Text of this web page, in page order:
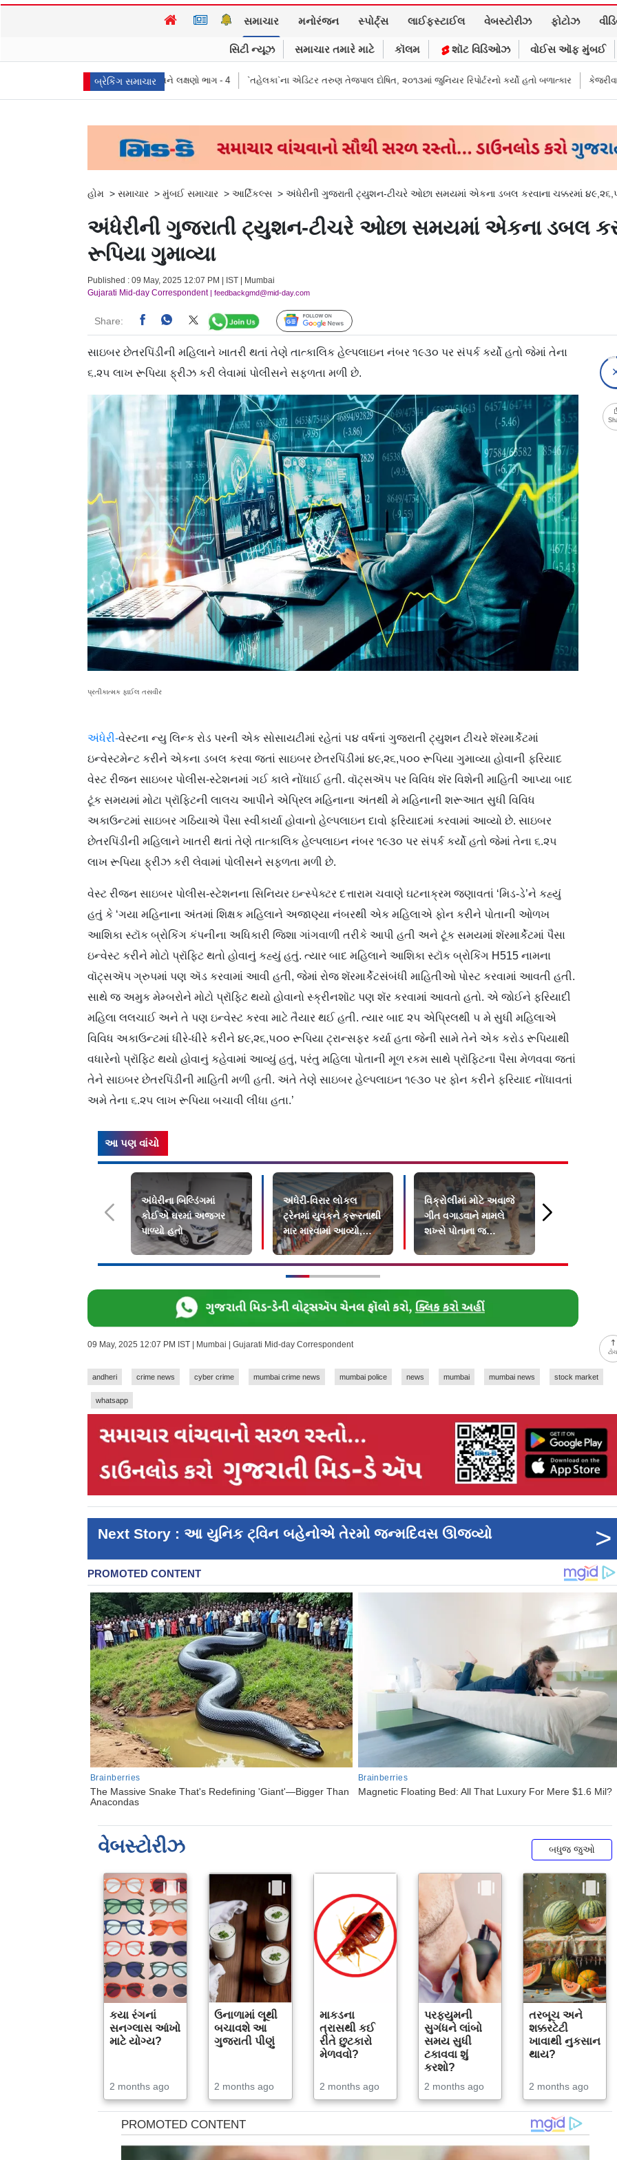
સમાચાર મનોરંજન સ્પોર્ટ્સ લાઈફસ્ટાઈલ વેબસ્ટોરીઝ ફોટોઝ
સિટી ન્યૂઝ સમાચાર તમારે માટે કૉલમ શૉટ વિડિઓઝ વોઈસ ઑફ મુંબઈ
બ્રેકિંગ સમાચાર
પ્રતીકો, પ્રભાવ, અને લક્ષણો ભાગ - 4 `તહેલકા`ના એડિટર તરુણ તેજપાલ દોષિત, ૨૦૧૩માં જુનિયર રિપોર્ટરનો કર્યો હતો બળાત્કાર કેજરીવાલનું ઇન્સ્ટાગ્રામ
હોમ > સમાચાર > મુંબઈ સમાચાર > આર્ટિકલ્સ > અંધેરીની ગુજરાતી ટ્યુશન-ટીચરે ઓછા સમયમાં એકના ડબલ કરવાના ચક્કરમાં
અંધેરીની ગુજરાતી ટ્યુશન-ટીચરે ઓછા સમયમાં એકના ડબલ
રૂપિયા ગુમાવ્યા
Published : 09 May, 2025 12:07 PM | IST | Mumbai
Gujarati Mid-day Correspondent| feedbackgmd@mid-day.com
Share: Follow Us
ટોચ
સાઇબર છેતરપિંડીની મહિલાને ખાતરી થતાં તેણે તાત્કાલિક હેલ્પલાઇન નંબર ૧૯૩૦ પર સંપર્ક કર્યો હતો જેમાં તેના
૬.૨૫ લાખ રૂપિયા ફ્રીઝ કરી લેવામાં પોલીસને સફળતા મળી છે.
પ્રતીકાત્મક ફાઈલ તસવીર
અંધેરી-વેસ્ટના ન્યુ લિન્ક રોડ પરની એક સોસાયટીમાં રહેતાં ૫૪ વર્ષનાં ગુજરાતી ટ્યુશન ટીચરે શૅરમાર્કેટમાં
ઇન્વેસ્ટમેન્ટ કરીને એકના ડબલ કરવા જતાં સાઇબર છેતરપિંડીમાં ૪૯,૨૬,૫૦૦ રૂપિયા ગુમાવ્યા હોવાની ફરિયાદ
વેસ્ટ રીજન સાઇબર પોલીસ-સ્ટેશનમાં ગઈ કાલે નોંધાઈ હતી. વૉટ્સઍપ પર વિવિધ શૅર વિશેની માહિતી આપ્યા બાદ
ટૂંક સમયમાં મોટા પ્રૉફિટની લાલચ આપીને એપ્રિલ મહિનાના અંતથી મે મહિનાની શરૂઆત સુધી વિવિધ
અકાઉન્ટમાં સાઇબર ગઠિયાએ પૈસા સ્વીકાર્યા હોવાનો હેલ્પલાઇન દાવો ફરિયાદમાં કરવામાં આવ્યો છે. સાઇબર
છેતરપિંડીની મહિલાને ખાતરી થતાં તેણે તાત્કાલિક હેલ્પલાઇન નંબર ૧૯૩૦ પર સંપર્ક કર્યો હતો જેમાં તેના ૬.૨૫
લાખ રૂપિયા ફ્રીઝ કરી લેવામાં પોલીસને સફળતા મળી છે.
વેસ્ટ રીજન સાઇબર પોલીસ-સ્ટેશનના સિનિયર ઇન્સ્પેક્ટર દત્તારામ ચવાણે ઘટનાક્રમ જણાવતાં ‘મિડ-ડે’ને કહ્યું
હતું કે ‘ગયા મહિનાના અંતમાં શિક્ષક મહિલાને અજાણ્યા નંબરથી એક મહિલાએ ફોન કરીને પોતાની ઓળખ
આશિકા સ્ટૉક બ્રોકિંગ કંપનીના અધિકારી જિશા ગાંગવાળી તરીકે આપી હતી અને ટૂંક સમયમાં શૅરમાર્કેટમાં પૈસા
ઇન્વેસ્ટ કરીને મોટો પ્રૉફિટ થતો હોવાનું કહ્યું હતું. ત્યાર બાદ મહિલાને આશિકા સ્ટૉક બ્રોકિંગ H515 નામના
વૉટ્સઍપ ગ્રુપમાં પણ ઍડ કરવામાં આવી હતી, જેમાં રોજ શૅરમાર્કેટસંબંધી માહિતીઓ પોસ્ટ કરવામાં આવતી હતી.
સાથે જ અમુક મેમ્બરોને મોટો પ્રૉફિટ થયો હોવાનો સ્ક્રીનશૉટ પણ શૅર કરવામાં આવતો હતો. એ જોઈને ફરિયાદી
મહિલા લલચાઈ અને તે પણ ઇન્વેસ્ટ કરવા માટે તૈયાર થઈ હતી. ત્યાર બાદ ૨૫ એપ્રિલથી ૫ મે સુધી મહિલાએ
વિવિધ અકાઉન્ટમાં ધીરે-ધીરે કરીને ૪૯,૨૬,૫૦૦ રૂપિયા ટ્રાન્સફર કર્યા હતા જેની સામે તેને એક કરોડ રૂપિયાથી
વધારેનો પ્રૉફિટ થયો હોવાનું કહેવામાં આવ્યું હતું, પરંતુ મહિલા પોતાની મૂળ રકમ સાથે પ્રૉફિટના પૈસા મેળવવા જતાં
તેને સાઇબર છેતરપિંડીની માહિતી મળી હતી. અંતે તેણે સાઇબર હેલ્પલાઇન ૧૯૩૦ પર ફોન કરીને ફરિયાદ નોંધાવતાં
અમે તેના ૬.૨૫ લાખ રૂપિયા બચાવી લીધા હતા.’
આ પણ વાંચો
અંધેરીના બિલ્ડિંગમાં
કોઈએ ઘરમાં અજગર
પાળ્યો હતો
અંધેરી-વિરાર લોકલ
ટ્રેનમાં યુવકને ક્રૂરતાથી
માર મારવામાં આવ્યો,
હૉસ્પિટલમાં દાખલ
વિક્રોલીમાં મોટે અવાજે
ગીત વગાડવાને મામલે
શખ્સે પોતાના જ
પરિવારજનોને છરી ભોંકી
બળાત્કાર
09 May, 2025 12:07 PM IST | Mumbai | Gujarati Mid-day Correspondent
andheri crime news cyber crime mumbai crime news mumbai police news mumbai mumbai news stock market
whatsapp
Next Story : આ યુનિક ટ‍્વિન બહેનોએ તેરમો જન્મદિવસ ઊજવ્યો >
વેબસ્ટોરીઝ બધુજ જુઓ
કયા રંગનાં
સનગ્લાસ આંખો
માટે યોગ્ય?
2 months ago
ઉનાળામાં લૂથી
બચાવશે આ
ગુજરાતી પીણું
2 months ago
માકડના
ત્રાસથી કઈ
રીતે છુટકારો
મેળવવો?
2 months ago
પરફ્યુમની
સુગંધને લાંબો
સમય સુધી
ટકાવવા શું
કરશો?
2 months ago
તરબૂચ અને
શક્કરટેટી
ખાવાથી નુકસાન
થાય?
2 months ago